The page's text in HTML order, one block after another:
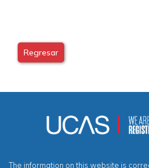
Regresar
The information on this website is